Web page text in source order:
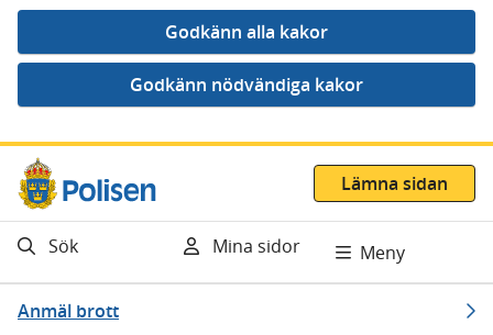
Gå direkt till innehåll
Lämna sidan
Sök Mina sidor Meny
Anmäl brott